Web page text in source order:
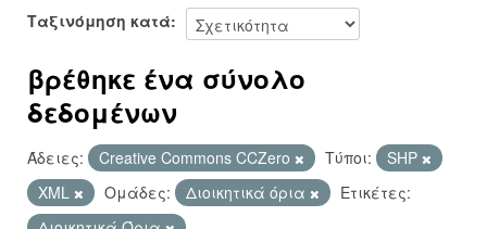
Ταξινόμηση κατά
βρέθηκε ένα σύνολο
δεδομένων
Άδειες: Creative Commons CCZero Τύποι:
SHP
XML
Ομάδες: Διοικητικά όρια
Ετικέτες: